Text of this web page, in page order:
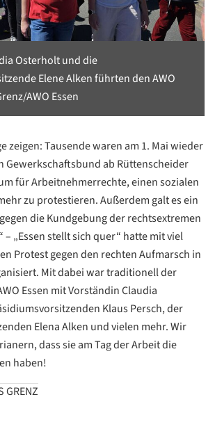
Osterholt und die
Elene Alken führten den AWO
AWO Essen
zeigen: Tausende waren am 1. Mai wieder
Gewerkschaftsbund ab Rüttenscheider
für Arbeitnehmerrechte, einen sozialen
zu protestieren. Außerdem galt es ein
die Kundgebung der rechtsextremen
– „Essen stellt sich quer“ hatte mit viel
Protest gegen den rechten Aufmarsch in
Mit dabei war traditionell der
Essen mit Vorständin Claudia
Klaus Persch, der
Elena Alken und vielen mehr. Wir
dass sie am Tag der Arbeit die
haben!
GRENZ